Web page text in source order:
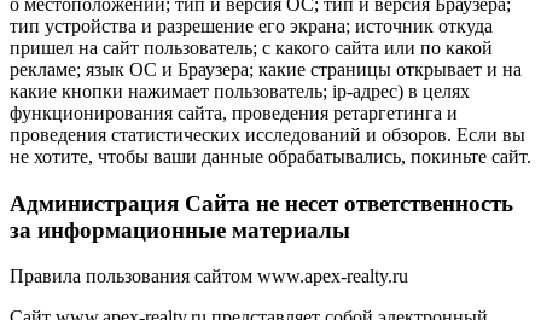
о местоположении; тип и версия ОС; тип и версия Браузера;
тип устройства и разрешение его экрана; источник откуда
пришел на сайт пользователь; с какого сайта или по какой
рекламе; язык ОС и Браузера; какие страницы открывает и на
какие кнопки нажимает пользователь; ip-адрес) в целях
функционирования сайта, проведения ретаргетинга и
проведения статистических исследований и обзоров. Если вы
не хотите, чтобы ваши данные обрабатывались, покиньте сайт.
Администрация Сайта не несет ответственность
за информационные материалы
Правила пользования сайтом www.apex-realty.ru